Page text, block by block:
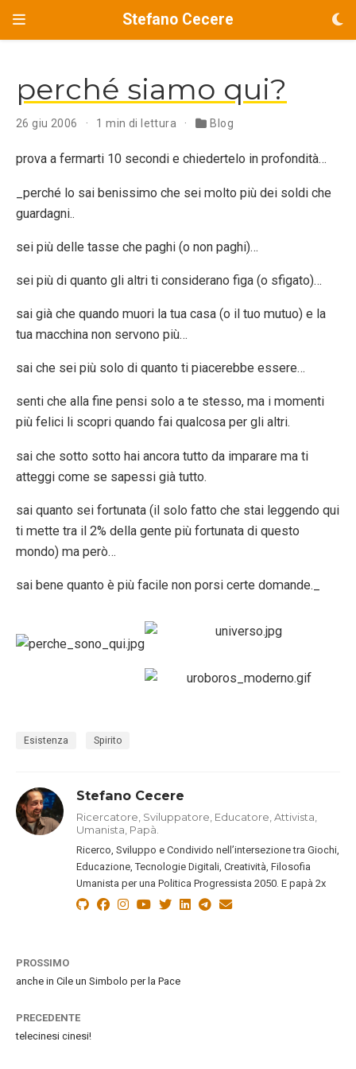
Stefano Cecere
perché siamo qui?
26 giu 2006 1 min di lettura Blog
prova a fermarti 10 secondi e chiedertelo in profondità…
_perché lo sai benissimo che sei molto più dei soldi che
guardagni..
sei più delle tasse che paghi (o non paghi)…
sei più di quanto gli altri ti considerano figa (o sfigato)…
sai già che quando muori la tua casa (o il tuo mutuo) e la
tua macchina non servono più…
sai che sei più solo di quanto ti piacerebbe essere…
senti che alla fine pensi solo a te stesso, ma i momenti
più felici li scopri quando fai qualcosa per gli altri.
sai che sotto sotto hai ancora tutto da imparare ma ti
atteggi come se sapessi già tutto.
sai quanto sei fortunata (il solo fatto che stai leggendo qui
ti mette tra il 2% della gente più fortunata di questo
mondo) ma però…
sai bene quanto è più facile non porsi certe domande._
Esistenza Spirito
Stefano Cecere
Ricercatore, Sviluppatore, Educatore, Attivista,
Umanista, Papà.
Ricerco, Sviluppo e Condivido nell’intersezione tra Giochi,
Educazione, Tecnologie Digitali, Creatività, Filosofia
Umanista per una Politica Progressista 2050. E papà 2x
PROSSIMO
anche in Cile un Simbolo per la Pace
PRECEDENTE
telecinesi cinesi!